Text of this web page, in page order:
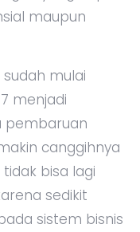
maupun
mulai
menjadi
pembaruan
canggihnya
bisa lagi
sedikit
sistem bisnis